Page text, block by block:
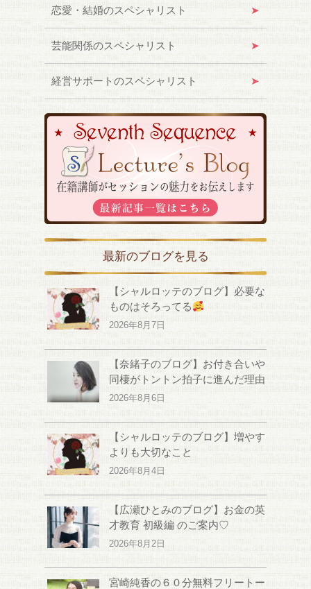
恋愛・結婚のスペシャリスト
芸能関係のスペシャリスト
経営サポートのスペシャリスト
最新のブログを見る
【シャルロッテのブログ】必要な
ものはそろってる
2026年8月7日
【奈緒子のブログ】お付き合いや
同棲がトントン拍子に進んだ理由
2026年8月6日
【シャルロッテのブログ】増やす
よりも大切なこと
2026年8月4日
【広瀬ひとみのブログ】お金の英
才教育 初級編 のご案内♡
2026年8月2日
宮崎純香の６０分無料フリートー